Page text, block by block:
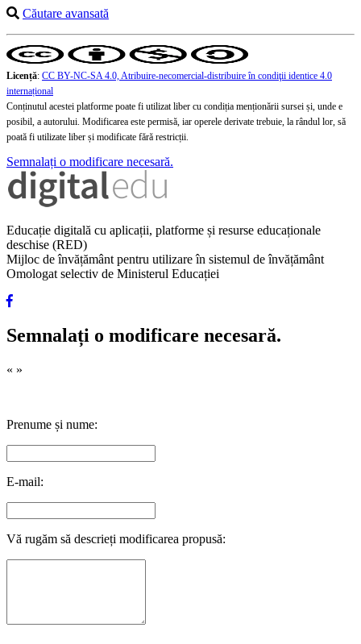
Căutare avansată
Licență: CC BY-NC-SA 4.0, Atribuire-necomercial-distribuire în condiţii identice 4.0
internațional
Conținutul acestei platforme poate fi utilizat liber cu condiția menționării sursei și, unde e
posibil, a autorului. Modificarea este permisă, iar operele derivate trebuie, la rândul lor, să
poată fi utilizate liber și modificate fără restricții.
Semnalați o modificare necesară.
Educație digitală cu aplicații, platforme și resurse educaționale
deschise (RED)
Mijloc de învățământ pentru utilizare în sistemul de învățământ
Omologat selectiv de Ministerul Educației
Semnalați o modificare necesară.
« »
Prenume și nume:
E-mail:
Vă rugăm să descrieți modificarea propusă: